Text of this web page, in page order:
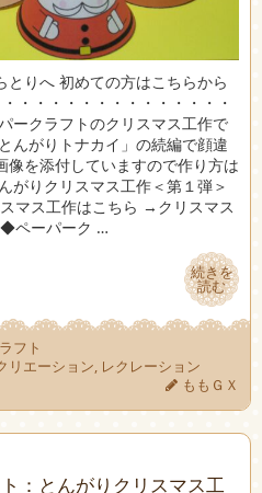
りへ 初めての方はこちらから
・・・・・・・・・・・・・
ラフトのクリスマス工作で
んがりトナカイ」の続編で顔違
像を添付していますので作り方は
がりクリスマス工作＜第１弾＞
マス工作はこちら →クリスマス
ペーパーク …
続きを
読む
続きを
読む
フト
リエーション, レクレーション
ももＧＸ
：とんがりクリスマス工